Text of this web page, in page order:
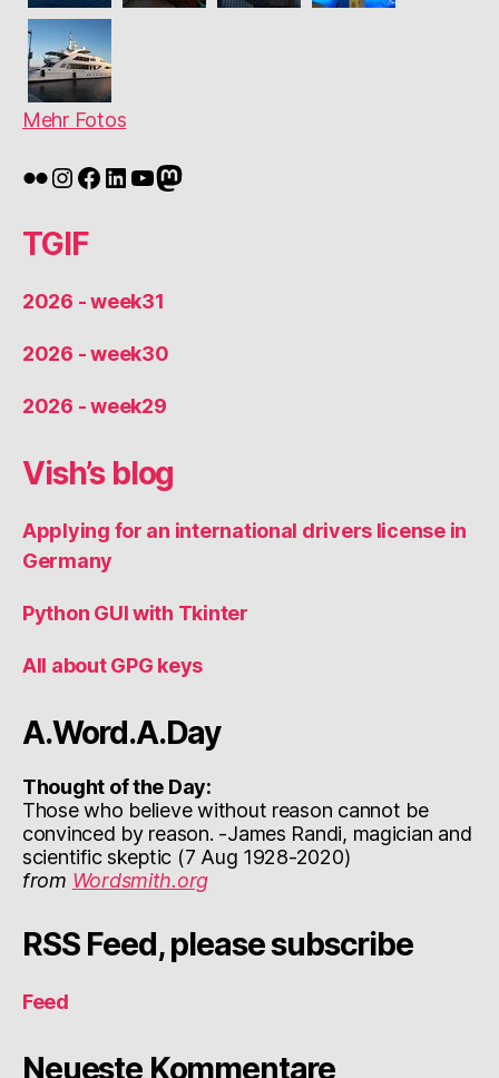
Mehr Fotos
Flickr
Instagram
Facebook
LinkedIn
YouTube
Mastodon
TGIF
2026 - week31
2026 - week30
2026 - week29
Vish’s blog
Applying for an international drivers license in
Germany
Python GUI with Tkinter
All about GPG keys
A.Word.A.Day
Thought of the Day:
Those who believe without reason cannot be
convinced by reason. -James Randi, magician and
scientific skeptic (7 Aug 1928-2020)
from Wordsmith.org
RSS Feed, please subscribe
Feed
Neueste Kommentare